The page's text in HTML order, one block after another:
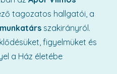
tagozatos hallgatói, a
szakirányról.
figyelmüket és
a Ház életébe